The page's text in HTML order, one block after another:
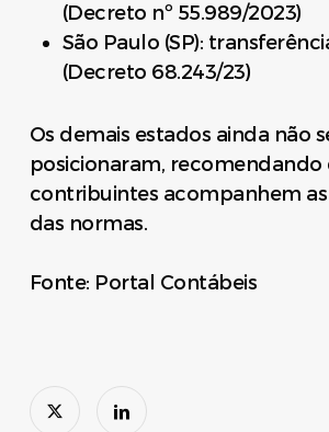
(Decreto nº 55.989/2023)
São Paulo (SP):
(Decreto 68.243/23)
Os demais estados ainda não
posicionaram, recomendando
contribuintes acompanhem
das normas.
Fonte: Portal Contábeis